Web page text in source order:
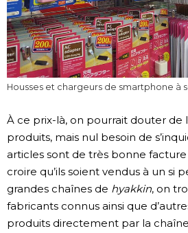
Housses et chargeurs de smartphone à
À ce prix-là, on pourrait douter de
produits, mais nul besoin de
articles sont de très bonne
croire qu’ils soient vendus à un si
grandes chaînes de hyakkin, on
fabricants connus ainsi que
produits directement par la